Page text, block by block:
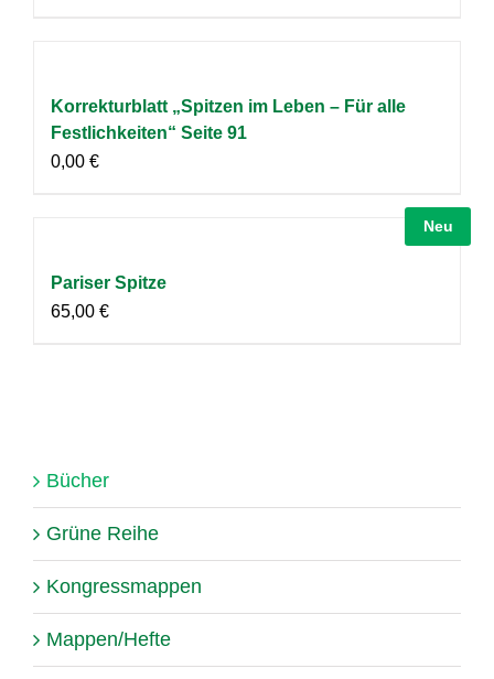
Korrekturblatt „Spitzen im Leben – Für alle
Festlichkeiten“ Seite 91
0,00 €
Neu
Pariser Spitze
65,00 €
Bücher
Grüne Reihe
Kongressmappen
Mappen/Hefte